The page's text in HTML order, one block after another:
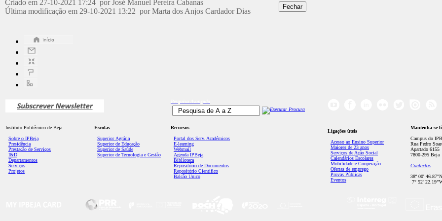
Criado em 27-10-2021 17:24 por José Manuel Pereira Cabanas
Última modificação em 29-10-2021 13:22 por Marta dos Anjos Cardador Dias
Instituto Politécnico de Beja
Sobre o IPBeja
Presidência
Prestação de Serviços
I&D
Departamentos
Serviços
Projetos
Escolas
Superior Agrária
Superior de Educação
Superior de Saúde
Superior de Tecnologia e Gestão
Recursos
Portal dos Serv. Académicos
E-learning
Webmail
Agenda IPBeja
Biblioteca
Repositório de Documentos
Repositório Científico
Balcão Único
Ligações úteis
Acesso ao Ensino Superior
Maiores de 23 anos
Serviços de Ação Social
Calendários Escolares
Mobilidade e Cooperação
Ofertas de emprego
Provas Públicas
Eventos
Mantenha-se
Campus do
Rua Pedro
Apartado 6155
7800-295 Beja
Contactos
38º 00' 46.87''N
7° 52'